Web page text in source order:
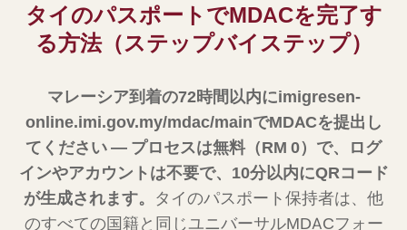
タイのパスポートでMDACを完了す
る方法（ステップバイステップ）
マレーシア到着の72時間以内にimigresen-
online.imi.gov.my/mdac/mainでMDACを提出し
てください — プロセスは無料（RM 0）で、ログ
インやアカウントは不要で、10分以内にQRコード
が生成されます。 タイのパスポート保持者は、他
のすべての国籍と同じユニバーサルMDACフォー